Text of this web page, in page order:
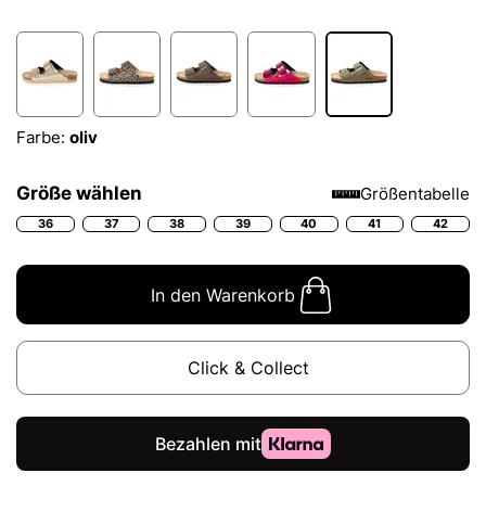
Farbe: oliv
Größe wählen Größentabelle
36 37 38 39 40 41 42
In den Warenkorb
Click & Collect